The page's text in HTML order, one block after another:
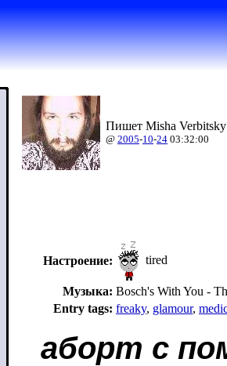
Пишет Misha
@ 2005-10-24 03:32:00
Настроение: tired
Музыка: Bosch's With You -
Entry tags: freaky, glamour,
аборт с